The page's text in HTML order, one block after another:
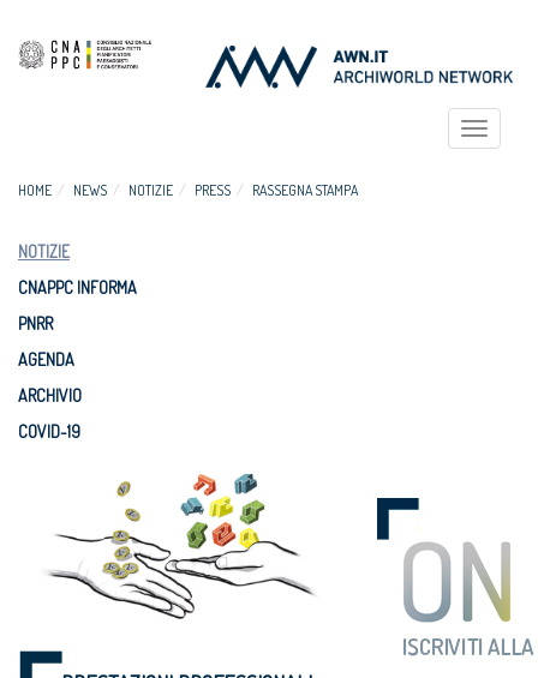
Toggle
HOME NEWS NOTIZIE PRESS RASSEGNA STAMPA
NOTIZIE
CNAPPC INFORMA
PNRR
AGENDA
ARCHIVIO
COVID-19